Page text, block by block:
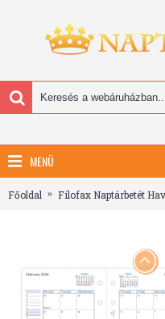
MENÜ
Főoldal Filofax Naptárbetét